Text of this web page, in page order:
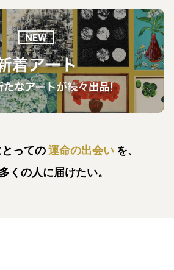
っての運命の出会い を、
くの人に届けたい。